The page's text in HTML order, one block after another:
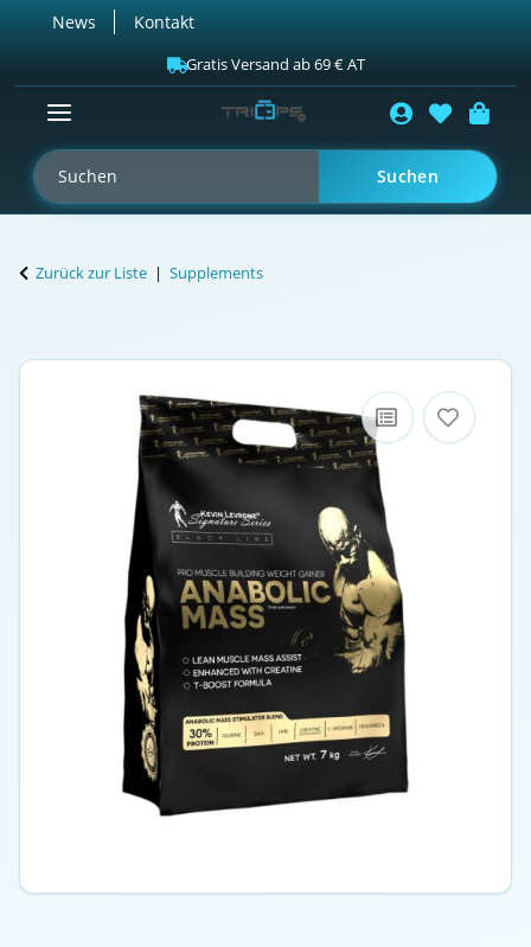
News Kontakt
Gratis Versand ab 69 € AT
Suchen
Zurück zur Liste Supplements